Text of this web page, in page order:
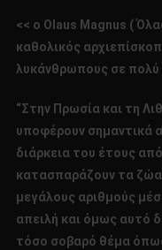
<< ο Οlaus Μagnus (
καθολικός
λυκάνθρωπους σε πολύ
“Στην Πρωσία και τη
υποφέρουν σημαντικά
διάρκεια του έτους
κατασπαράζουν τα ζώα
μεγάλους αριθμούς
απειλή και όμως αυτό
τόσο σοβαρό θέμα